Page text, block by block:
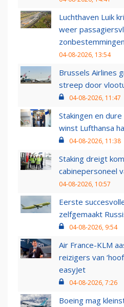
Luchthaven Luik
weer
zonbestemmingen
04-08-2026, 13:54
Brussels Airlines
streep door
04-08-2026, 11:47
Stakingen en
winst Lufthansa
04-08-2026, 11:38
Staking dreigt
cabinepersoneel
04-08-2026, 10:57
Eerste
zelfgemaakt
04-08-2026, 9:54
Air France-KLM
reizigers van
easyJet
04-08-2026, 7:26
Boeing mag